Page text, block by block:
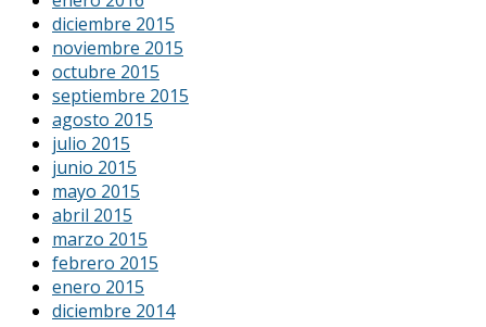
diciembre 2015
noviembre 2015
octubre 2015
septiembre 2015
agosto 2015
julio 2015
junio 2015
mayo 2015
abril 2015
marzo 2015
febrero 2015
enero 2015
diciembre 2014